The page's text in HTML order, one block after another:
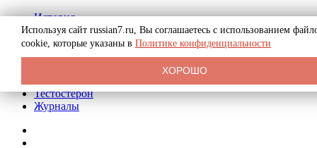
История
Биография
Криминал
Реклама на сайте
Тестостерон
Журналы
Используя сайт russian7.ru, Вы соглашаетесь с использованием
cookie, которые указаны в Политике конфиденциальности
ХОРОШО